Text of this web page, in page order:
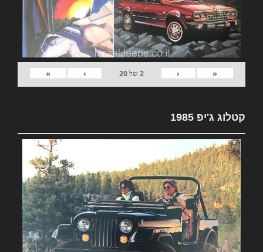
«
‹
2של20
›
»
קטלוג ג'יפ 1985